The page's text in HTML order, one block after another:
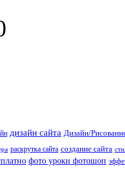
дизайн сайта Дизайн/
раскрутка сайта создание сайта
фото уроки фотошоп